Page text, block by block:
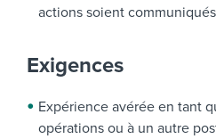
actions soient
Exigences
Expérience avérée en tant
opérations ou à un autre